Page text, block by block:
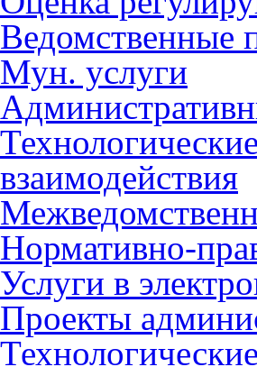
Ведомственные
Мун. услуги
взаимодействия
Нормативно-
Услуги в
Проекты